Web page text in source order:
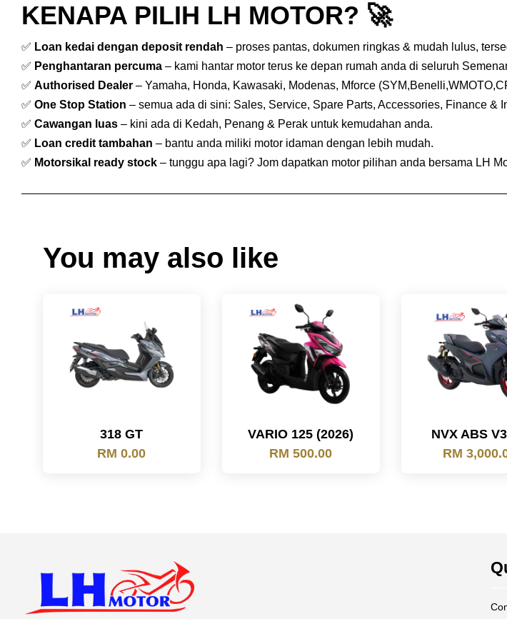
KENAPA PILIH LH MOTOR? 🚀
✅ Loan kedai dengan deposit rendah – proses pantas, dokumen ringkas & mudah lulus,
✅ Penghantaran percuma – kami hantar motor terus ke depan rumah anda di seluruh
✅ Authorised Dealer – Yamaha, Honda, Kawasaki, Modenas, Mforce
✅ One Stop Station – semua ada di sini: Sales, Service, Spare Parts, Accessories, Finance &
✅ Cawangan luas – kini ada di Kedah, Penang & Perak untuk kemudahan anda.
✅ Loan credit tambahan – bantu anda miliki motor idaman dengan lebih mudah.
✅ Motorsikal ready stock – tunggu apa lagi? Jom dapatkan motor pilihan anda bersama LH
You may also like
318 GT
RM 0.00
VARIO 125 (2026)
RM 500.00
NVX ABS
RM